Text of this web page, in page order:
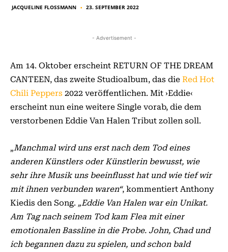
JACQUELINE FLOSSMANN ■ 23. SEPTEMBER 2022
- Advertisement -
Am 14. Oktober erscheint RETURN OF THE DREAM
CANTEEN, das zweite Studioalbum, das die Red Hot
Chili Peppers 2022 veröffentlichen. Mit ›Eddie‹
erscheint nun eine weitere Single vorab, die dem
verstorbenen Eddie Van Halen Tribut zollen soll.
„Manchmal wird uns erst nach dem Tod eines
anderen Künstlers oder Künstlerin bewusst, wie
sehr ihre Musik uns beeinflusst hat und wie tief wir
mit ihnen verbunden waren“, kommentiert Anthony
Kiedis den Song. „Eddie Van Halen war ein Unikat.
Am Tag nach seinem Tod kam Flea mit einer
emotionalen Bassline in die Probe. John, Chad und
ich begannen dazu zu spielen, und schon bald